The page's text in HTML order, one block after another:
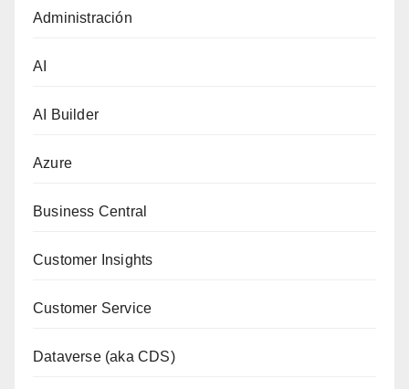
Administración
AI
AI Builder
Azure
Business Central
Customer Insights
Customer Service
Dataverse (aka CDS)